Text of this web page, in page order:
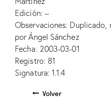
Edición: –
Observaciones: Duplicado,
por Ángel Sánchez
Fecha: 2003-03-01
Registro: 81
Signatura: 1.1.4
Volver